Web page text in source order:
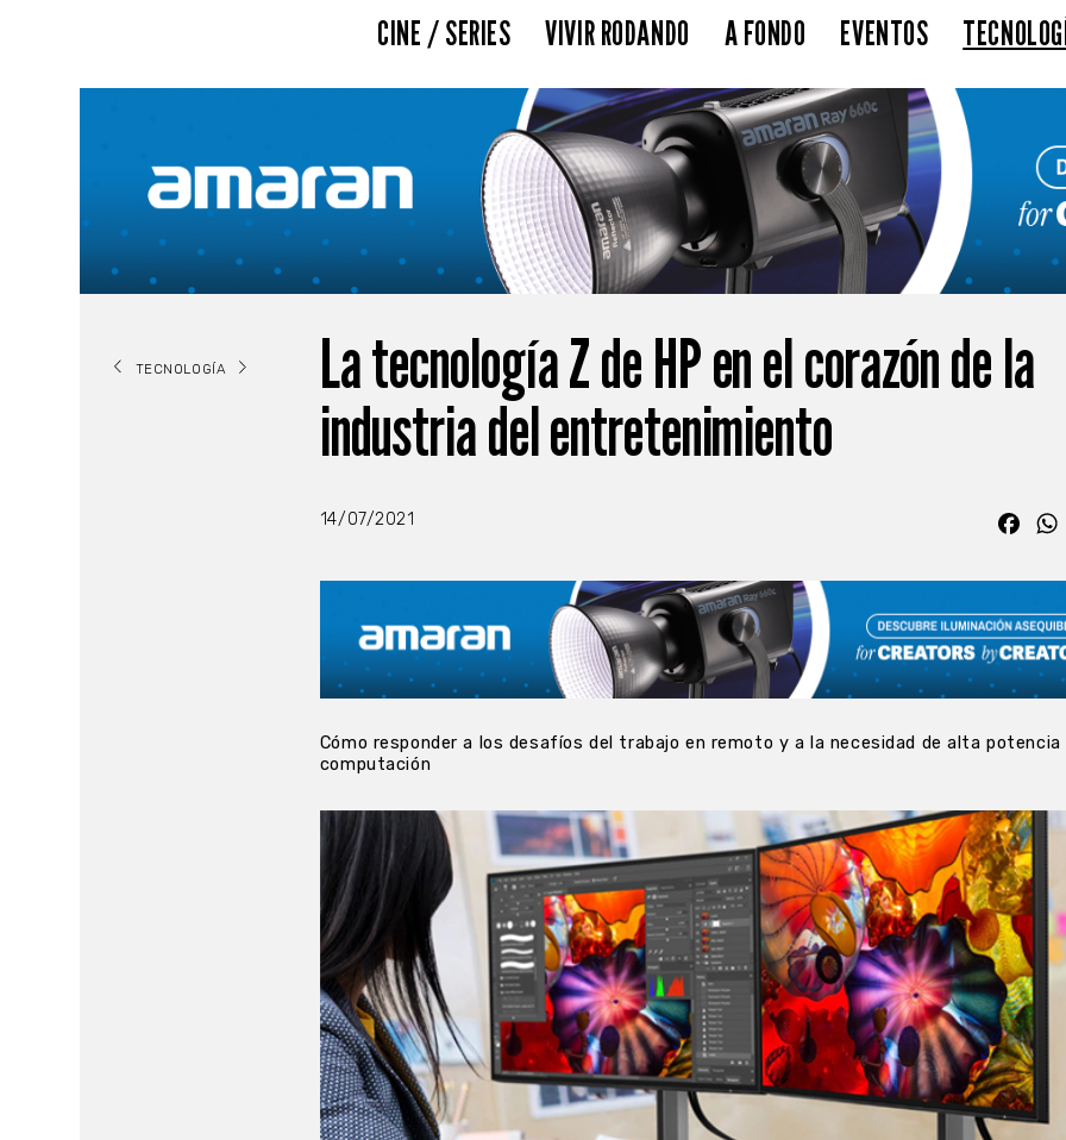
CINE / SERIES VIVIR RODANDO A FONDO EVENTOS
TECNOLOGÍA
La tecnología Z de HP en el corazón de la
industria del entretenimiento
14/07/2021
Cómo responder a los desafíos del trabajo en remoto y a la necesidad de alta potencia
computación